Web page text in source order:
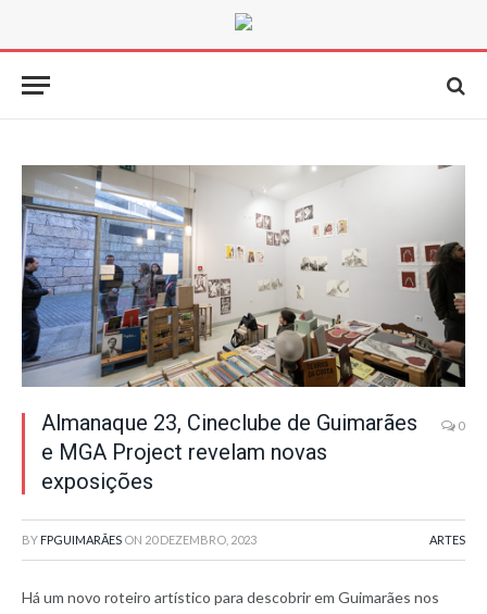
Almanaque 23, Cineclube de Guimarães
e MGA Project revelam novas
exposições
0
BY FPGUIMARÃES ON 20 DEZEMBRO, 2023 ARTES
Há um novo roteiro artístico para descobrir em Guimarães nos